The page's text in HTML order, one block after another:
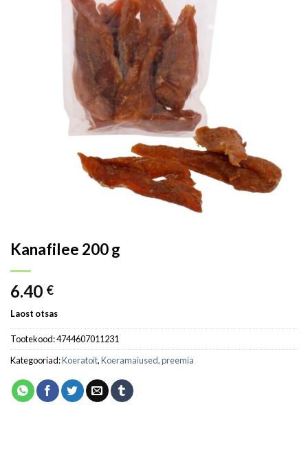
Kanafilee 200 g
6.40 €
Laost otsas
Tootekood:4744607011231
Kategooriad:Koeratoit,Koeramaiused, preemia